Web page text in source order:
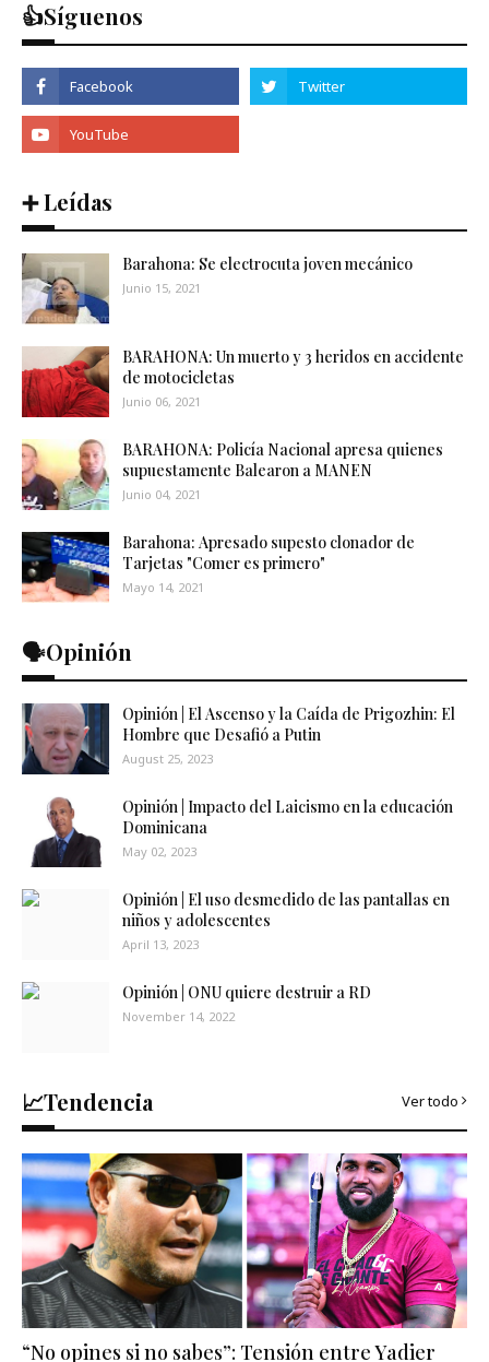
👍Síguenos
➕ Leídas
Barahona: Se electrocuta joven mecánico
Junio 15, 2021
BARAHONA: Un muerto y 3 heridos en accidente
de motocicletas
Junio 06, 2021
BARAHONA: Policía Nacional apresa quienes
supuestamente Balearon a MANEN
Junio 04, 2021
Barahona: Apresado supesto clonador de
Tarjetas "Comer es primero"
Mayo 14, 2021
🗣️Opinión
Opinión | El Ascenso y la Caída de Prigozhin: El
Hombre que Desafió a Putin
August 25, 2023
Opinión | Impacto del Laicismo en la educación
Dominicana
May 02, 2023
Opinión | El uso desmedido de las pantallas en
niños y adolescentes
April 13, 2023
Opinión | ONU quiere destruir a RD
November 14, 2022
📈Tendencia Ver todo
“No opines si no sabes”: Tensión entre Yadier